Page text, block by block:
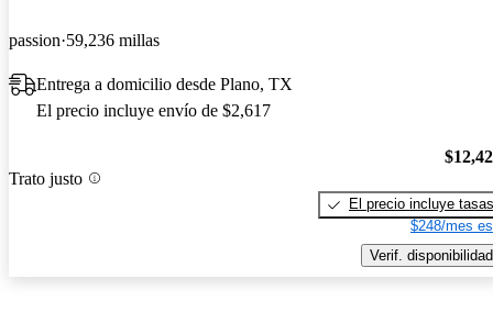
passion 59,236 millas
Entrega a domicilio desde Plano, TX
El precio incluye envío de $2,617
Trato justo
El precio incluye tasas
$248/mes
Verif. disponibilidad